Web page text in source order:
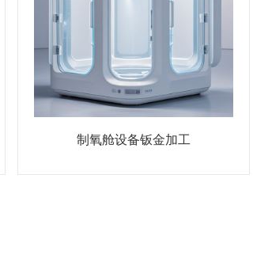
制氧舱设备钣金加工